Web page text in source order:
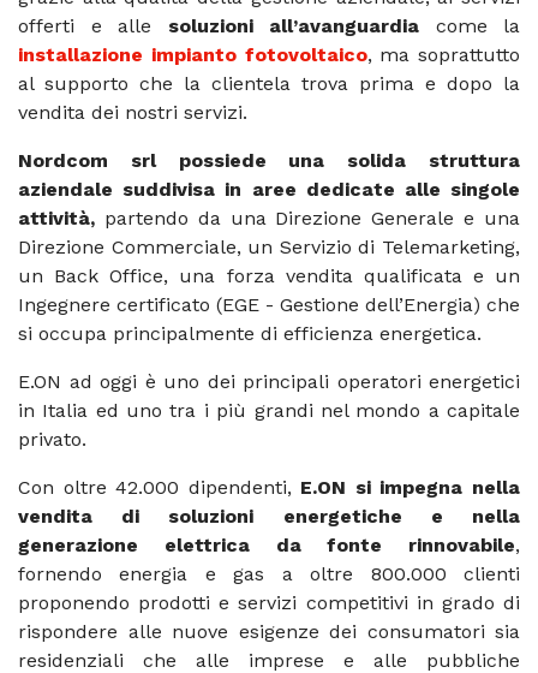
offerti e alle soluzioni all’avanguardia come la
installazione impianto fotovoltaico, ma soprattutto
al supporto che la clientela trova prima e dopo la
vendita dei nostri servizi.
Nordcom srl possiede una solida struttura
aziendale suddivisa in aree dedicate alle singole
attività, partendo da una Direzione Generale e una
Direzione Commerciale, un Servizio di Telemarketing,
un Back Office, una forza vendita qualificata e un
Ingegnere certificato (EGE - Gestione dell’Energia) che
si occupa principalmente di efficienza energetica.
E.ON ad oggi è uno dei principali operatori energetici
in Italia ed uno tra i più grandi nel mondo a capitale
privato.
Con oltre 42.000 dipendenti, E.ON si impegna nella
vendita di soluzioni energetiche e nella
generazione elettrica da fonte rinnovabile,
fornendo energia e gas a oltre 800.000 clienti
proponendo prodotti e servizi competitivi in grado di
rispondere alle nuove esigenze dei consumatori sia
residenziali che alle imprese e alle pubbliche